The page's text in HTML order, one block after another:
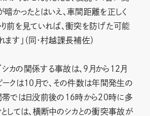
暗かったとはいえ、車間距離を正しく
り前を見ていれば、衝突を防げた可能
す」（同・村越課長補佐）
カの関係する事故は、9月から12月
ークは10月で、その件数は年間発生の
帯では日没前後の16時から20時に多
としては、横断中のシカとの衝突事故が